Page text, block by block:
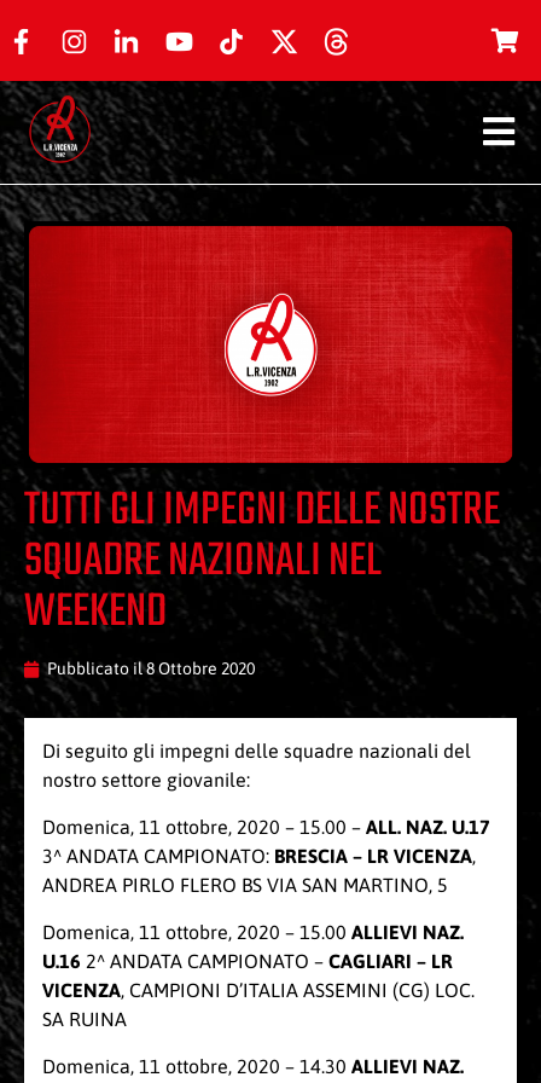
TUTTI GLI IMPEGNI DELLE NOSTRE
SQUADRE NAZIONALI NEL
WEEKEND
Pubblicato il8 Ottobre 2020
Di seguito gli impegni delle squadre nazionali del
nostro settore giovanile:
Domenica, 11 ottobre, 2020 – 15.00 – ALL. NAZ. U.17
3^ ANDATA CAMPIONATO: BRESCIA – LR VICENZA,
ANDREA PIRLO FLERO BS VIA SAN MARTINO, 5
Domenica, 11 ottobre, 2020 – 15.00 ALLIEVI NAZ.
U.16 2^ ANDATA CAMPIONATO – CAGLIARI – LR
VICENZA, CAMPIONI D’ITALIA ASSEMINI (CG) LOC.
SA RUINA
Domenica, 11 ottobre, 2020 – 14.30 ALLIEVI NAZ.